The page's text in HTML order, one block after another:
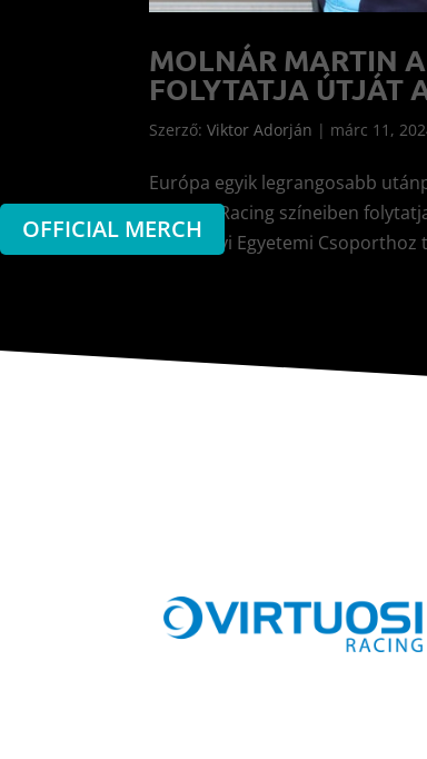
MOLNÁR MARTIN
FOLYTATJA ÚTJÁT
Szerző:Viktor Adorján | márc 11,
Európa egyik legrangosabb
Virtuosi Racing színeiben
Széchenyi Egyetemi
OFFICIAL MERCH